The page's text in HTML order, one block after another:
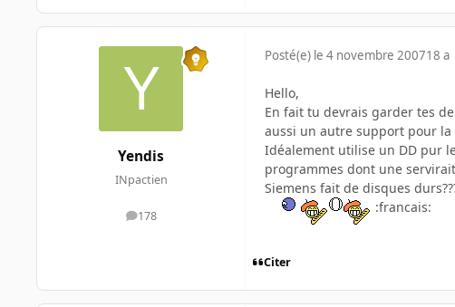
Yendis
INpactien
178
messages
Posté(e) le 4 novembre 200718 a
Hello,
En fait tu devrais garder tes
aussi un autre support pour la
Idéalement utilise un DD pur
programmes dont une
Siemens fait de disques
:francais:
Citer